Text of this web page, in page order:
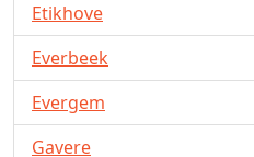
Etikhove
Everbeek
Evergem
Gavere